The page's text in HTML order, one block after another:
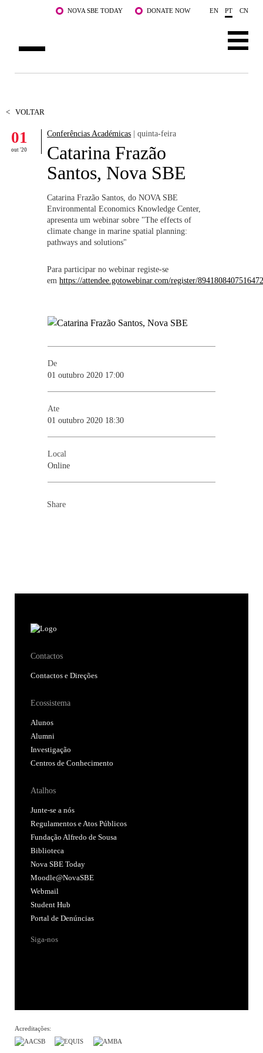
Saltar para o conteúdo principalNOVA SBE TODAY DONATE NOW EN PT CN
DOCENTES E INVESTIGAÇÃO
COMUNIDADE
< VOLTAR
01
out '20
Conferências Académicas | quinta-feira
Catarina Frazão
Santos, Nova SBE
Catarina Frazão Santos, do NOVA SBE
Environmental Economics Knowledge Center,
apresenta um webinar sobre "The effects of
climate change in marine spatial planning:
pathways and solutions"
Para participar no webinar registe-se
emhttps://attendee.gotowebinar.com/register/
De
01 outubro 2020 17:00
Ate
01 outubro 2020 18:30
Local
Online
Share
Contactos
Contactos e Direções
Ecossistema
Alunos
Alumni
Investigação
Centros de Conhecimento
Atalhos
Junte-se a nós
Regulamentos e Atos Públicos
Fundação Alfredo de Sousa
Biblioteca
Nova SBE Today
Moodle@NovaSBE
Webmail
Student Hub
Portal de Denúncias
Siga-nos
Acreditações: